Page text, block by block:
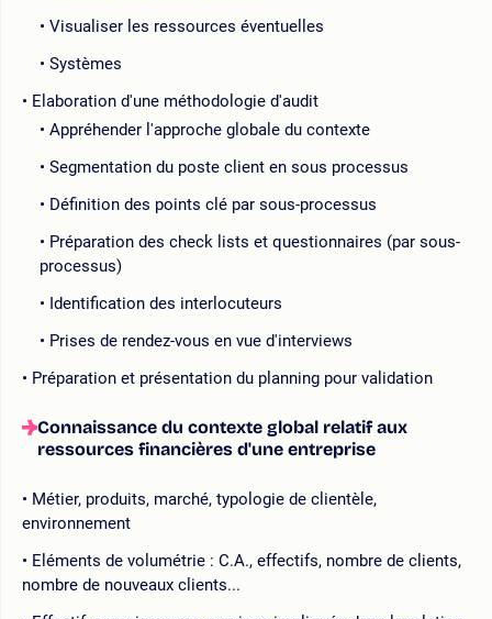
Visualiser les ressources éventuelles
Systèmes
Elaboration d'une méthodologie d'audit
Appréhender l'approche globale du contexte
Segmentation du poste client en sous processus
Définition des points clé par sous-processus
Préparation des check lists et questionnaires (par sous-
processus)
Identification des interlocuteurs
Prises de rendez-vous en vue d'interviews
Préparation et présentation du planning pour validation
Connaissance du contexte global relatif aux
ressources financières d'une entreprise
Métier, produits, marché, typologie de clientèle,
environnement
Eléments de volumétrie : C.A., effectifs, nombre de clients,
nombre de nouveaux clients...